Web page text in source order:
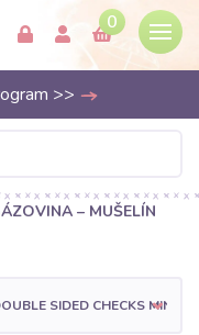
0
>>
– MUŠELÍN
SIDED CHECKS MINI